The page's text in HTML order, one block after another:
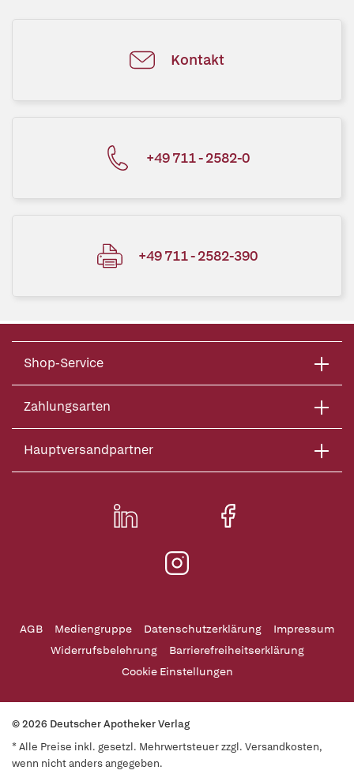
Kontakt
+49 711 - 2582-0
+49 711 - 2582-390
Shop-Service
Zahlungsarten
Hauptversandpartner
AGB Mediengruppe Datenschutzerklärung
Impressum
Widerrufsbelehrung
Barrierefreiheitserklärung
Cookie Einstellungen
© 2026 Deutscher Apotheker Verlag
* Alle Preise inkl. gesetzl. Mehrwertsteuer zzgl. Versandkosten,
wenn nicht anders angegeben.